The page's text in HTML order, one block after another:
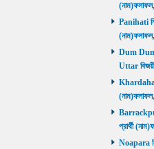
Panihati
Dum Dum
Uttar
Khardaha
Barrackpur
প্রার্থী
Noapara